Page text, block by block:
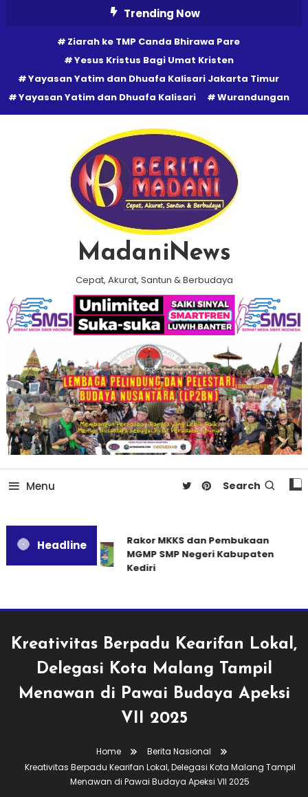
Trending Now
Ziarah ke TMP Canda Bhirawa Pare
Yesus Kristus Bagi Umat Kristen
Yayasan Yatim dan Dhuafa Kalisari Jakarta Timur
Yayasan Yatim dan Dhuafa Kalisari
Wurandungan
MadaniNews
Cepat, Akurat, Santun & Berbudaya
Menu Search
Headline
Rakor MKKS dan Pembukaan
MGMP SMP Negeri Kabupaten
Kediri
Kreativitas Berpadu Kearifan Lokal,
Delegasi Kota Malang Tampil
Menawan di Pawai Budaya Apeksi
VII 2025
Home
Berita Nasional
Kreativitas Berpadu Kearifan Lokal, Delegasi Kota Malang Tampil
Menawan di Pawai Budaya Apeksi VII 2025